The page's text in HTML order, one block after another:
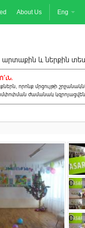
About Us Eng
և ներքին
որոնք մրցույթի
ժամանակ